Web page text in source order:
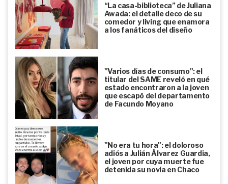
“La casa-biblioteca” de Juliana
Awada: el detalle deco de su
comedor y living que enamora
a los fanáticos del diseño
"Varios días de consumo": el
titular del SAME reveló en qué
estado encontraron a la joven
que escapó del departamento
de Facundo Moyano
"No era tu hora": el doloroso
adiós a Julián Álvarez Guardia,
el joven por cuya muerte fue
detenida su novia en Chaco